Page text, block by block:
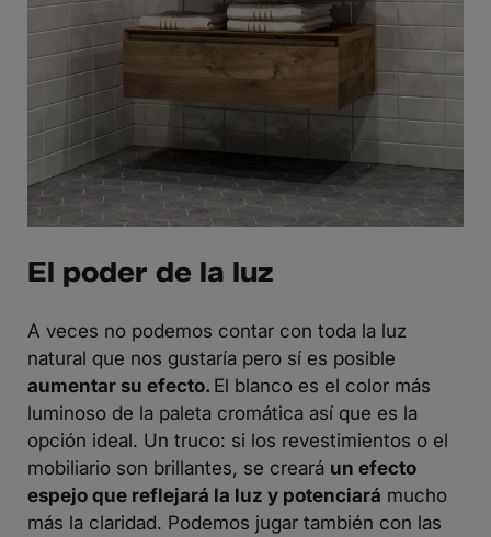
El poder de la luz
A veces no podemos contar con toda la luz
natural que nos gustaría pero sí es posible
aumentar su efecto. El blanco es el color más
luminoso de la paleta cromática así que es la
opción ideal. Un truco: si los revestimientos o el
mobiliario son brillantes, se creará un efecto
espejo que reflejará la luz y potenciará mucho
más la claridad. Podemos jugar también con las